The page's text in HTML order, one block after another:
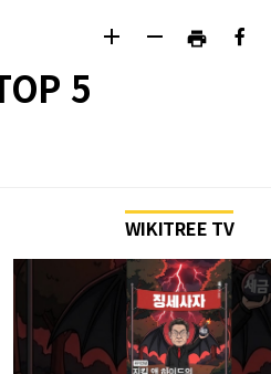
add remove print
5
WIKITREE TV